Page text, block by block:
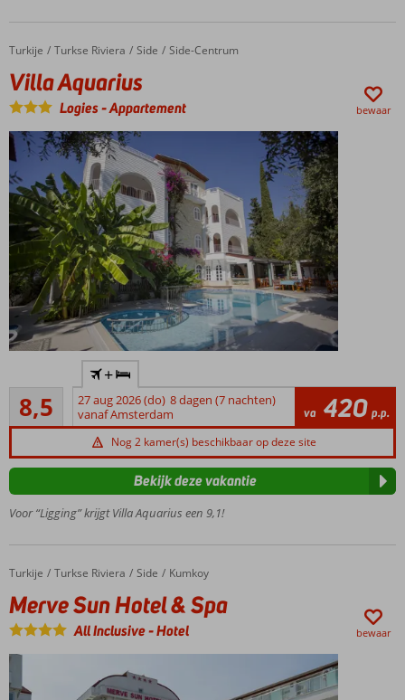
het
personeel
Home
Turkije Turkse Riviera Side Side-Centrum
Villa Aquarius
Villa Aquarius
Logies-Appartement bewaar
Kleinschalig
vlak bij het
strand
carterestaurant
ook
mogelijk
8,5Aanrader
10
beoordelingen
+
27 aug 2026 (do) 8 dagen (7 nachten)
vanaf Amsterdam
va 420 p.p.
Nog 2 kamer(s) beschikbaar op deze site
Voor “Ligging” krijgt Villa Aquarius een 9,1!
Bekijk deze vakantie
Home
Turkije Turkse Riviera Side Kumkoy
Merve Sun Hotel & Spa
Merve Sun Hotel & Spa
All Inclusive-Hotel bewaar